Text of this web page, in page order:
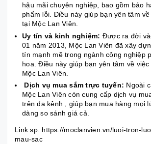
hậu mãi chuyên nghiệp, bao gồm bảo
phẩm lỗi. Điều này giúp bạn yên tâm
tại Mộc Lan Viên.
Uy tín và kinh nghiệm: Được ra đời
01 năm 2013, Mộc Lan Viên đã xây
tín mạnh mẽ trong ngành công nghiệp
hoa. Điều này giúp bạn yên tâm về
Mộc Lan Viên.
Dịch vụ mua sắm trực tuyến: Ngoài
Mộc Lan Viên còn cung cấp dịch vụ
trên đa kênh , giúp bạn mua hàng mọi
dàng so sánh giá cả.
Link sp: https://moclanvien.vn/luoi-tron-
mau-sac